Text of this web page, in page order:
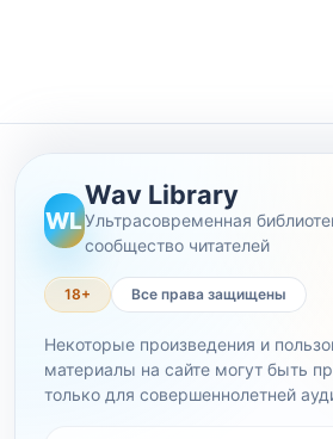
WL
Wav Library
Ультрасовременная
сообщество читателей
18+ Все права защищены
Некоторые произведения и
материалы на сайте могут быть
только для совершеннолетней